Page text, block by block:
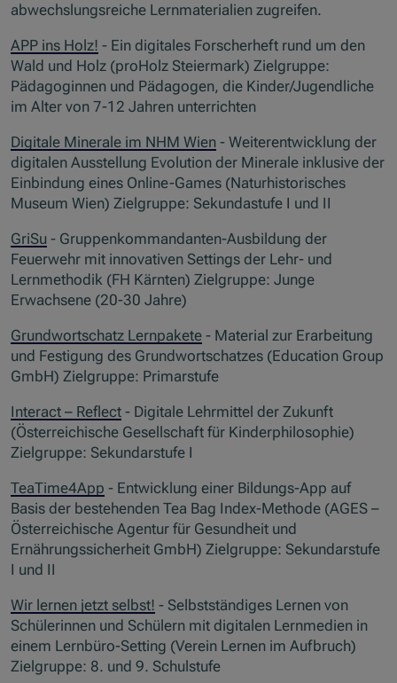
abwechslungsreiche Lernmaterialien zugreifen.
APP ins Holz! - Ein digitales Forscherheft rund um den
Wald und Holz (proHolz Steiermark) Zielgruppe:
Pädagoginnen und Pädagogen, die Kinder/Jugendliche
im Alter von 7-12 Jahren unterrichten
Digitale Minerale im NHM Wien - Weiterentwicklung der
digitalen Ausstellung Evolution der Minerale inklusive der
Einbindung eines Online-Games (Naturhistorisches
Museum Wien) Zielgruppe: Sekundastufe I und II
GriSu - Gruppenkommandanten-Ausbildung der
Feuerwehr mit innovativen Settings der Lehr- und
Lernmethodik (FH Kärnten) Zielgruppe: Junge
Erwachsene (20-30 Jahre)
Grundwortschatz Lernpakete - Material zur Erarbeitung
und Festigung des Grundwortschatzes (Education Group
GmbH) Zielgruppe: Primarstufe
Interact – Reflect - Digitale Lehrmittel der Zukunft
(Österreichische Gesellschaft für Kinderphilosophie)
Zielgruppe: Sekundarstufe I
TeaTime4App - Entwicklung einer Bildungs-App auf
Basis der bestehenden Tea Bag Index-Methode (AGES –
Österreichische Agentur für Gesundheit und
Ernährungssicherheit GmbH) Zielgruppe: Sekundarstufe
I und II
Wir lernen jetzt selbst! - Selbstständiges Lernen von
Schülerinnen und Schülern mit digitalen Lernmedien in
einem Lernbüro-Setting (Verein Lernen im Aufbruch)
Zielgruppe: 8. und 9. Schulstufe